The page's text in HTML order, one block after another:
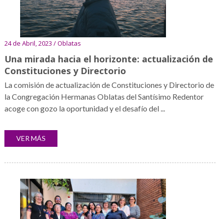
24 de Abril, 2023 / Oblatas
Una mirada hacia el horizonte: actualización de
Constituciones y Directorio
La comisión de actualización de Constituciones y Directorio de
la Congregación Hermanas Oblatas del Santísimo Redentor
acoge con gozo la oportunidad y el desafío del ...
VER MÁS